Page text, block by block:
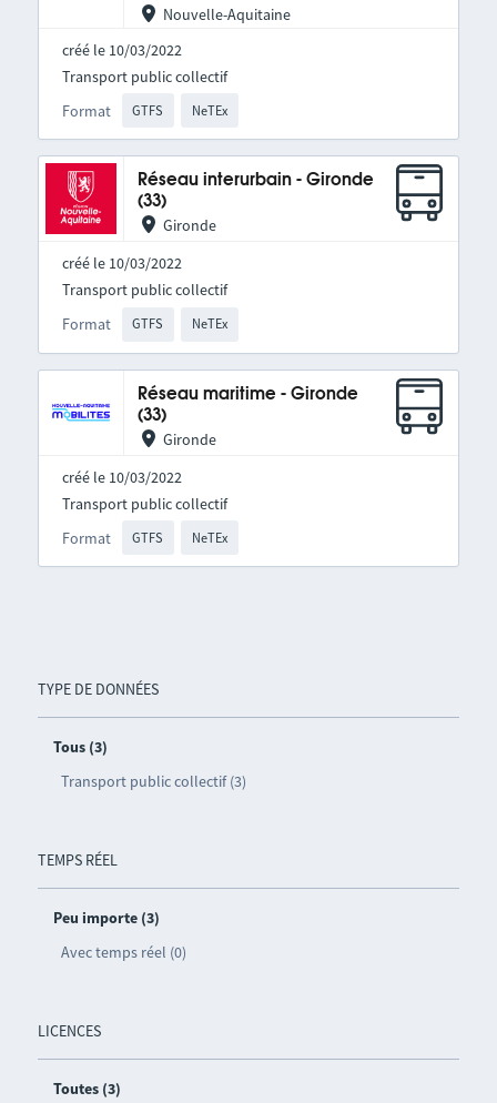
TYPE DE DONNÉES
Tous (3)
Transport public collectif (3)
TEMPS RÉEL
Peu importe (3)
Avec temps réel (0)
LICENCES
Toutes (3)
Nouvelle-Aquitaine
créé le 10/03/2022
Format GTFS NeTEx
Transport public collectif
Réseau interurbain - Gironde
(33)
Gironde
créé le 10/03/2022
Format GTFS NeTEx
Transport public collectif
Réseau maritime - Gironde
(33)
Gironde
créé le 10/03/2022
Format GTFS NeTEx
Transport public collectif